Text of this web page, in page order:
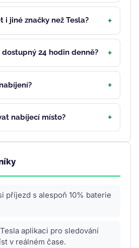
i jiné značky než Tesla?
24 hodin denně?
nabíjecí místo?
příjezd s alespoň 10% baterie
aplikaci pro sledování
v reálném čase.